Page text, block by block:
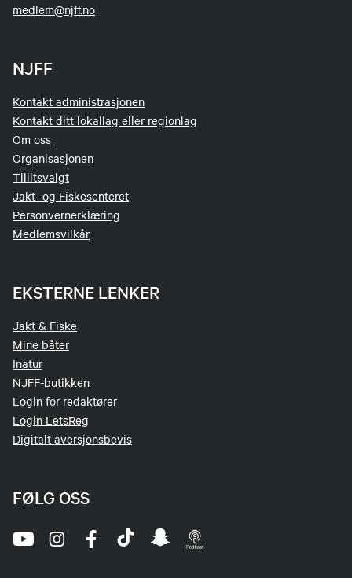
medlem@njff.no
NJFF
Kontakt administrasjonen
Kontakt ditt lokallag eller regionlag
Om oss
Organisasjonen
Tillitsvalgt
Jakt- og Fiskesenteret
Personvernerklæring
Medlemsvilkår
EKSTERNE LENKER
Jakt & Fiske
Mine båter
Inatur
NJFF-butikken
Login for redaktører
Login LetsReg
Digitalt aversjonsbevis
FØLG OSS